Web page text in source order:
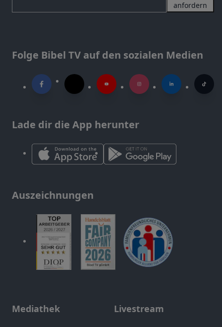
anfordern
Folge Bibel TV auf den sozialen Medien
Lade dir die App herunter
Auszeichnungen
Mediathek Livestream